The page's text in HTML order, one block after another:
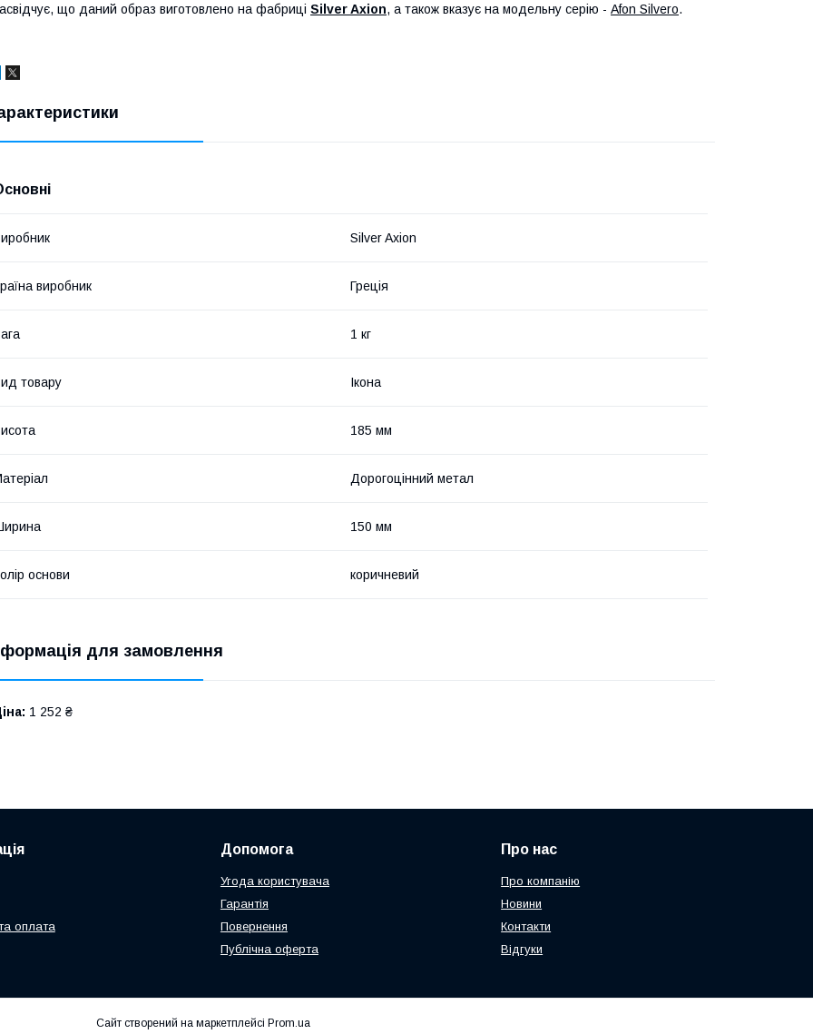
що даний образ виготовлено на фабриці Silver Axion, а також вказує на модельну серію - Afon Silvero.
Silver Axion
виробник Греція
1 кг
товару Ікона
185 мм
Дорогоцінний метал
150 мм
основи коричневий
для замовлення
1 252 ₴
оплата
Допомога
Угода користувача
Гарантія
Повернення
Публічна оферта
Про нас
Про компанію
Новини
Контакти
Відгуки
Сайт створений на маркетплейсі Prom.ua